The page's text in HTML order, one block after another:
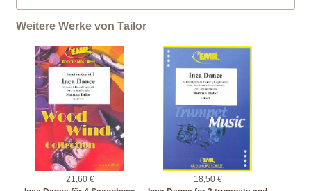
Weitere Werke von Tailor
21,60 €
18,50 €